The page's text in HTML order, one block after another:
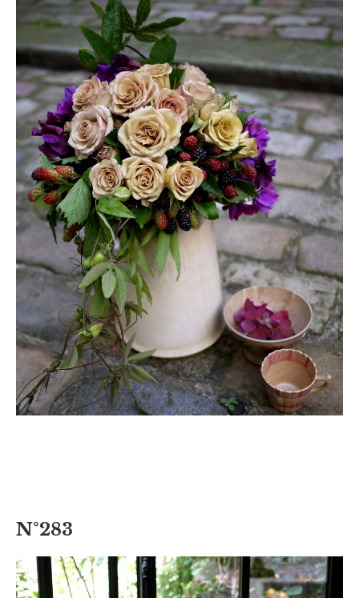
N°283